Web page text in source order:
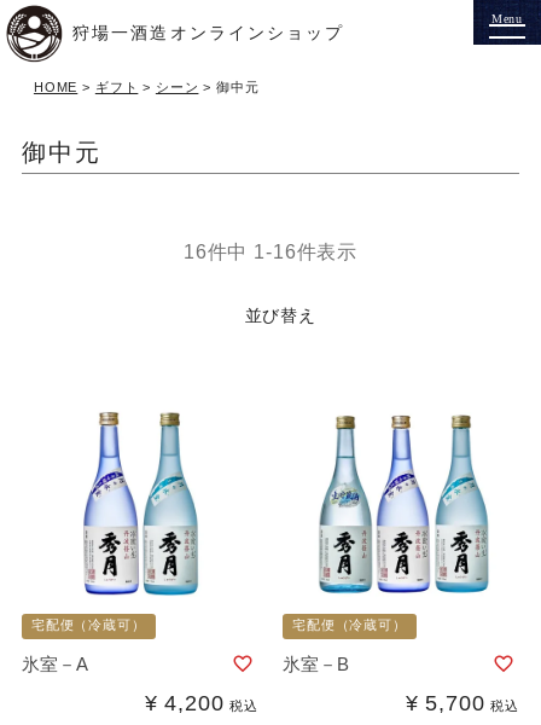
狩場一酒造オンラインショップ
HOME ギフト シーン 御中元
御中元
並び替え
16件中 1-16件表示
宅配便（冷蔵可）
氷室－A
¥ 4,200 税込
宅配便（冷蔵可）
氷室－B
¥ 5,700 税込